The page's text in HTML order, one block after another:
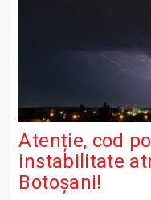
Atenție, cod
instabilitate
Botoșani!